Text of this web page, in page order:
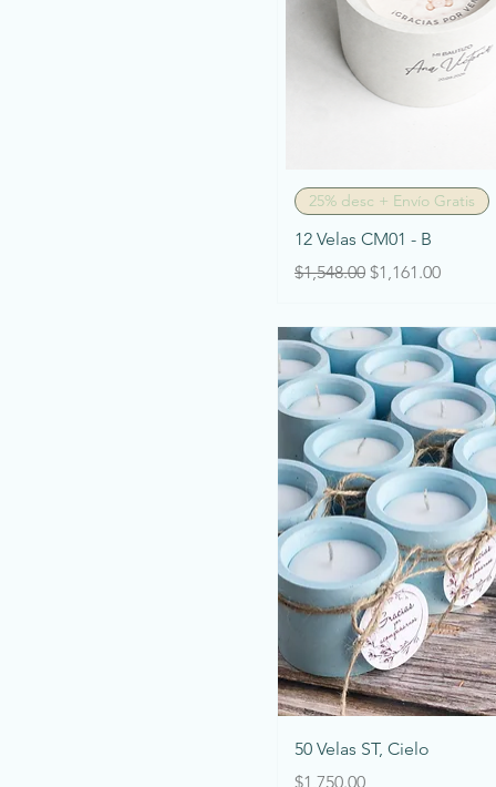
Vista rápida
25% desc + Envío Gratis
12 Velas CM01 - B
Precio
$1,548.00 Precio de oferta
$1,161.00
Vista rápida
50 Velas ST, Cielo
Precio
$1,750.00